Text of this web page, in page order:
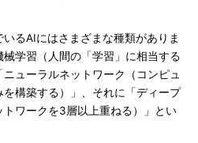
るAIにはさまざまな種類がありま
学習（人間の「学習」に相当する
ューラルネットワーク（コンピュ
構築する）」、それに「ディープ
ワークを3層以上重ねる）」とい